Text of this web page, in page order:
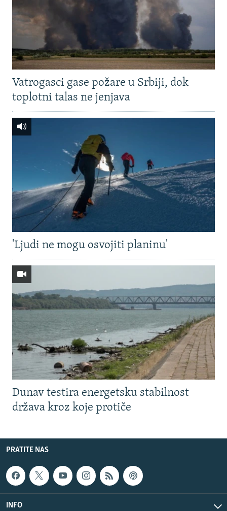
Vatrogasci gase požare u Srbiji, dok
toplotni talas ne jenjava
'Ljudi ne mogu osvojiti planinu'
Dunav testira energetsku stabilnost
država kroz koje protiče
PRATITE NAS
INFO